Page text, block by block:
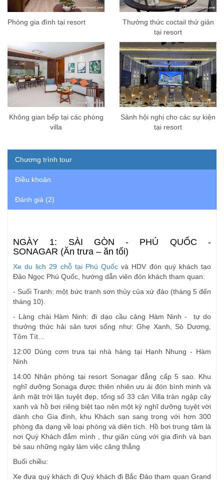
Phòng gia đình tại resort
Thưởng thức coctail thử giản
tại resort
Không gian bếp tại các phòng
villa
Sảnh hội nghị cho các sự kiện
tại resort
Chương trình tour
Điều khoản
Đánh giá (2)
NGÀY 1: SÀI GÒN - PHÚ QUỐC -
SONAGAR (Ăn trưa – ăn tối)
Xe du lịch 29 chỗ tại Phú Quốc và HDV đón quý khách tạo
Đảo Ngọc Phú Quốc, hướng dẫn viên đón khách tham quan:
- Suối Tranh: một bức tranh sơn thủy của xứ đảo (tháng 5 đến
tháng 10).
- Làng chài Hàm Ninh: đi dạo cầu cảng Hàm Ninh - tự do
thưởng thức hải sản tươi sống như: Ghẹ Xanh, Sò Dương,
Tôm Tít…
12:00 Dùng cơm trưa tại nhà hàng tại Hạnh Nhung - Hàm
Ninh
14:00 Nhận phòng tại resort Sonagar đẳng cấp 5 sao. Khu
nghĩ dưỡng Sonaga được thiên nhiên ưu ái đón bình minh và
ánh mặt trời lặn tuyệt đẹp, tổng số 33 căn Villa tràn ngập cây
xanh và hồ bơi riêng biệt tạo nên một kỳ nghĩ dưỡng tuyệt vời
dành cho Gia đình, khu Khách sạn sang trọng với hơn 300
phòng đa dạng về loại phòng và diện tích. Hồ bơi trung tâm là
nơi Quý Khách đắm mình , thư giãn cùng với gia đình và bạn
bè sau những ngày làm việc căng thẳng
Buổi chiều:
Xe đưa quý khách đi Quý khách đi Bắc Đảo tham quan Grand